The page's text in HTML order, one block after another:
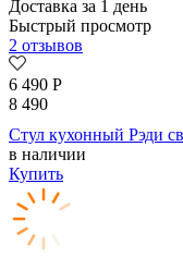
Доставка за 1 день
Быстрый просмотр
2 отзывов
6 490 Р
8 490
Стул кухонный Рэди
в наличии
Купить